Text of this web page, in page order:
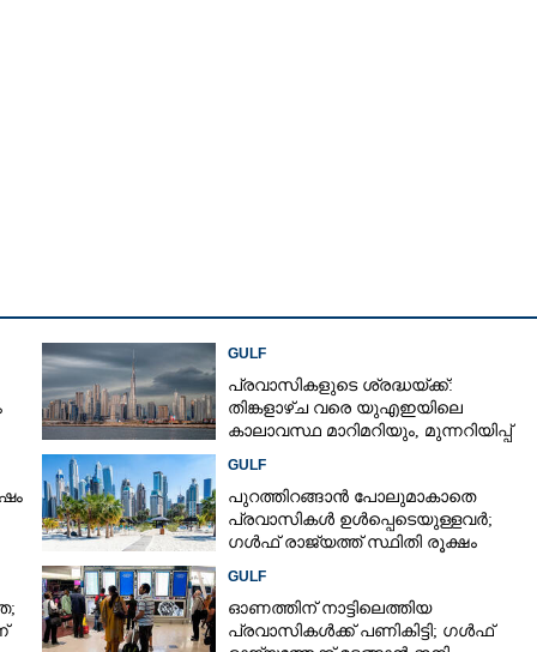
GULF
പ്രവാസികളുടെ ശ്രദ്ധയ്ക്ക്:
തിങ്കളാഴ്ച വരെ യുഎഇയിലെ
കാലാവസ്ഥ മാറിമറിയും, മുന്നറിയിപ്പ്
GULF
പുറത്തിറങ്ങാൻ പോലുമാകാതെ
പ്രവാസികൾ ഉൾപ്പെടെയുള്ളവർ;
ഗൾഫ് രാജ്യത്ത് സ്ഥിതി രൂക്ഷം
GULF
ഓണത്തിന് നാട്ടിലെത്തിയ
പ്രവാസികൾക്ക് പണികിട്ടി; ഗൾഫ്